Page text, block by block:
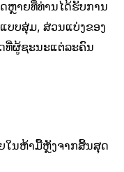
ຫຼາຍທີ່ທ່ານໄດ້ຮັບການ
ບບສຸ່ມ, ສ່ວນແບ່ງຂອງ
ທີ່ຜູ້ຊະນະແຕ່ລະຄົນ
ໃນຫ້າມື້ຫຼັງຈາກສິ້ນສຸດ